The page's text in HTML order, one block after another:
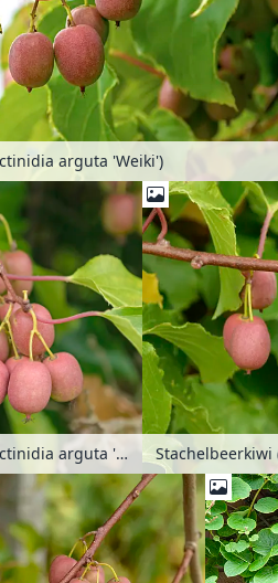
arguta 'Weiki')
Stachelbeerkiwi (Actinidia arguta 'Weiki')